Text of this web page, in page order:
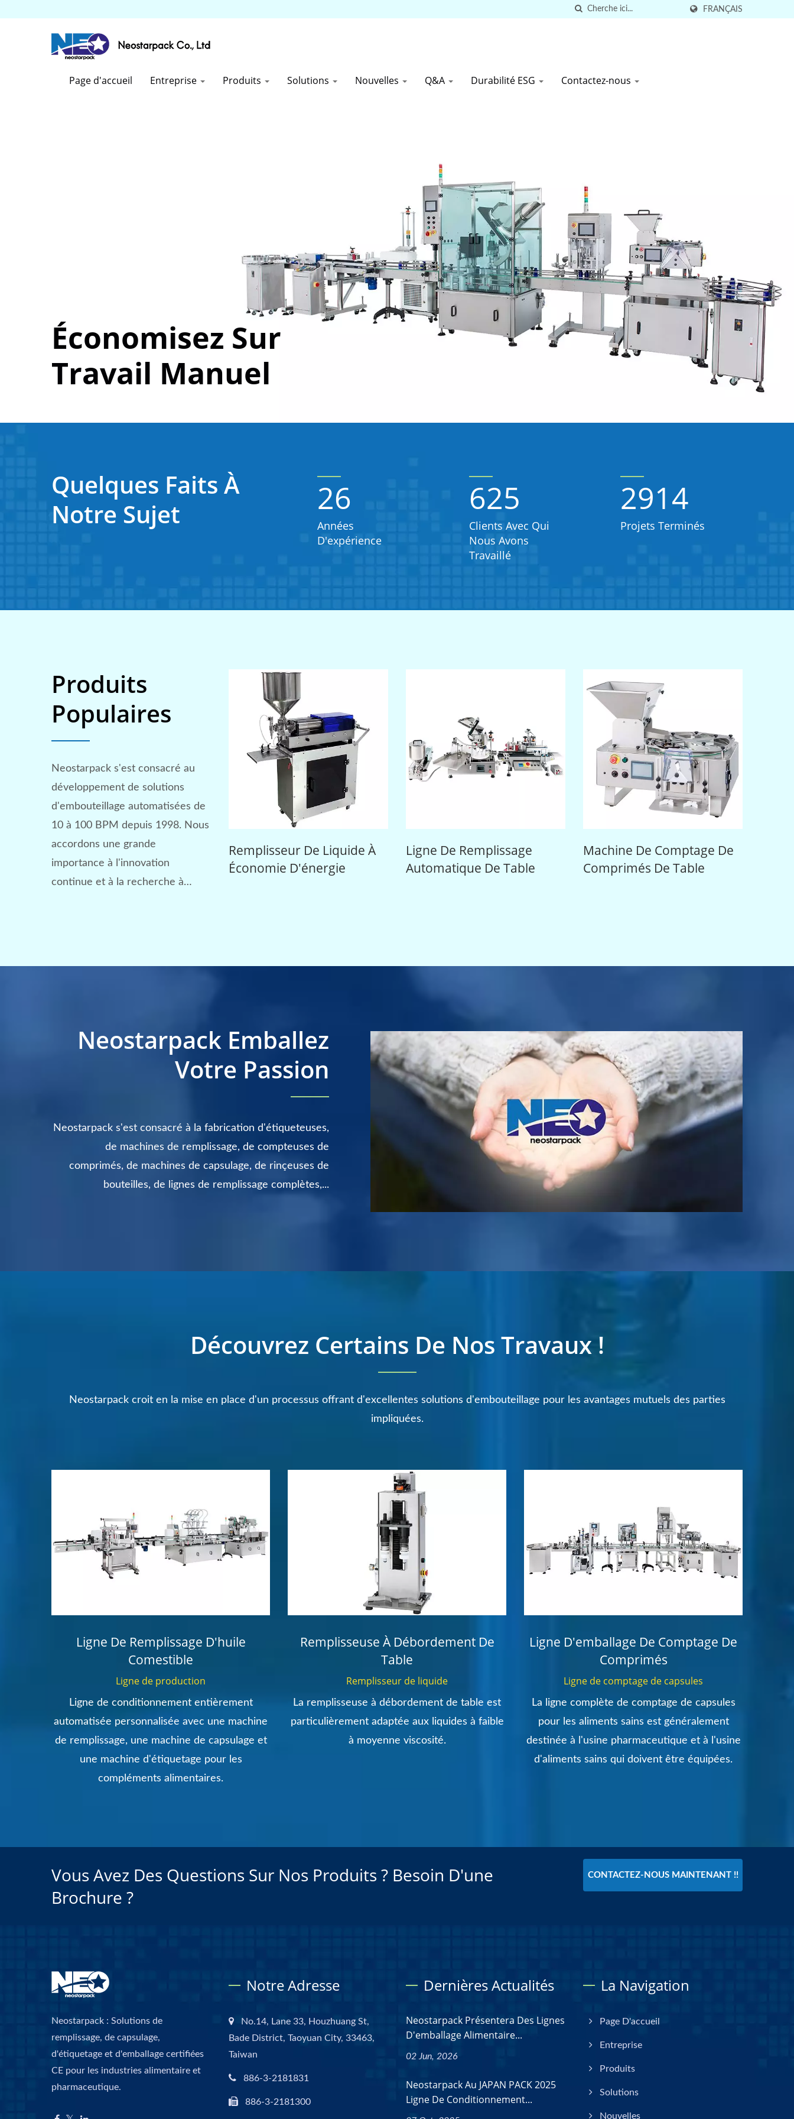
FRANÇAIS
Page d'accueil Entreprise Produits Solutions Nouvelles Q&A Durabilité ESG Contactez-nous
Économisez Sur
Travail Manuel
Quelques Faits À
Notre Sujet
26
Années
D'expérience
625
Clients Avec Qui
Nous Avons
Travaillé
2914
Projets Terminés
Produits
Populaires
Neostarpack s'est consacré au
développement de solutions
d'embouteillage automatisées de
10 à 100 BPM depuis 1998. Nous
accordons une grande
importance à l'innovation
continue et à la recherche à
Etiqueteuse De Bouteilles
Rondes De Table
Remplisseur De Liquide À
Économie D'énergie
Ligne De Remplissage
Automatique De Table
Machine De Comptage De
Comprimés De Table
Etiqueteuse
Neostarpack Emballez
Votre Passion
Neostarpack s'est consacré à la fabrication d'étiqueteuses,
de machines de remplissage, de compteuses de
comprimés, de machines de capsulage, de rinçeuses de
bouteilles, de lignes de remplissage complètes,...
Découvrez Certains De Nos Travaux !
Neostarpack croit en la mise en place d'un processus offrant d'excellentes solutions d'embouteillage pour les avantages mutuels des parties
impliquées.
Ligne De Remplissage D'huile
Comestible
Ligne de production
Ligne de conditionnement entièrement
automatisée personnalisée avec une machine
de remplissage, une machine de capsulage et
une machine d'étiquetage pour les
compléments alimentaires.
Remplisseuse À Débordement De
Table
Remplisseur de liquide
La remplisseuse à débordement de table est
particulièrement adaptée aux liquides à faible
à moyenne viscosité.
Ligne D'emballage De Comptage De
Comprimés
Ligne de comptage de capsules
La ligne complète de comptage de capsules
pour les aliments sains est généralement
destinée à l'usine pharmaceutique et à l'usine
d'aliments sains qui doivent être équipées.
Vous Avez Des Questions Sur Nos Produits ? Besoin D'une
Brochure ?
CONTACTEZ-NOUS MAINTENANT !!
Neostarpack : Solutions de
remplissage, de capsulage,
d'étiquetage et d'emballage certifiées
CE pour les industries alimentaire et
pharmaceutique.
Notre Adresse
No.14, Lane 33, Houzhuang St,
Bade District, Taoyuan City, 33463,
Taiwan
886-3-2181831
886-3-2181300
Dernières Actualités
Neostarpack Présentera Des Lignes
D'emballage Alimentaire...
02 Jun, 2026
Neostarpack Au JAPAN PACK 2025
Ligne De Conditionnement...
La Navigation
Page D'accueil
Entreprise
Produits
Solutions
Nouvelles